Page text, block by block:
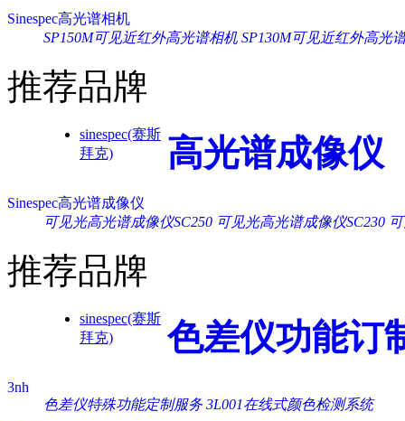
Sinespec高光谱相机
SP150M可见近红外高光谱相机 SP130M可见近红外高光
推荐品牌
sinespec(赛斯
拜克)
高光谱成像仪
Sinespec高光谱成像仪
可见光高光谱成像仪SC250 可见光高光谱成像仪SC230
推荐品牌
sinespec(赛斯
拜克)
色差仪功能订
3nh
色差仪特殊功能定制服务 3L001在线式颜色检测系统